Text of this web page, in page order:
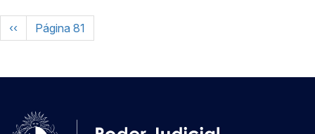
Paginación
Página anterior
‹‹ Página 81